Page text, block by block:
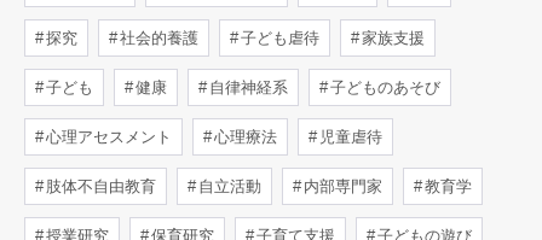
探究 社会的養護 子ども虐待 家族支援
子ども 健康 自律神経系 子どものあそび
心理アセスメント 心理療法 児童虐待
肢体不自由教育 自立活動 内部専門家 教育学
授業研究 保育研究 子育て支援 子どもの遊び